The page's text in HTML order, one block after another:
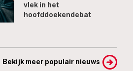
vlek in het
hoofddoekendebat
Bekijk meer populair nieuws